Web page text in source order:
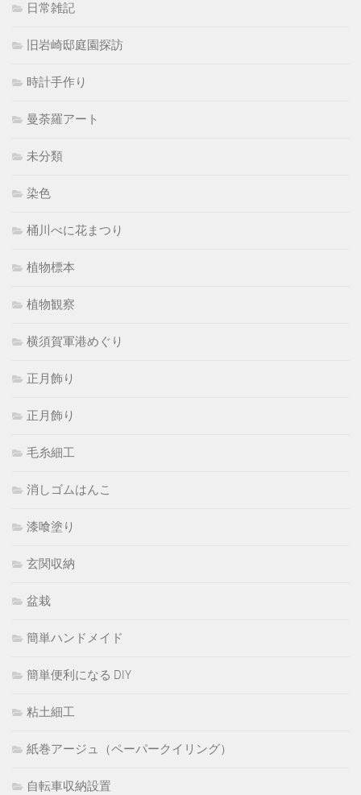
日常雑記
旧岩崎邸庭園探訪
時計手作り
曼荼羅アート
未分類
染色
桶川べに花まつり
植物標本
植物観察
横須賀軍港めぐり
正月飾り
正月飾り
毛糸細工
消しゴムはんこ
漆喰塗り
玄関収納
盆栽
簡単ハンドメイド
簡単便利になる DIY
粘土細工
紙巻アージュ（ペーパークイリング）
自転車収納設置